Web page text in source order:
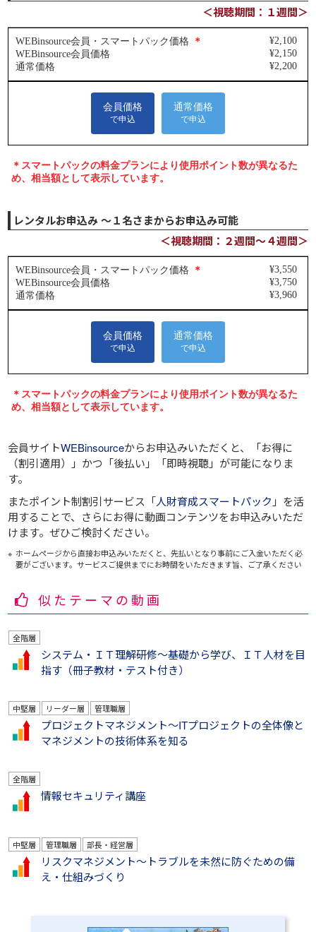
＜視聴期間：１週間＞
レンタルお申込み ～１名さまからお申込み可能
＜視聴期間：２週間～４週間＞
会員サイトWEBinsourceからお申込みいただくと、
「お得に
（割引適用）」 かつ 「後払い」 「即時視聴」 が可能になりま
す。
またポイント制割引サービス「人財育成スマートパック 」を活
用することで、さらにお得に動画コンテンツをお申込みいただ
けます。ぜひご検討ください。
ホームページから直接お申込みいただくと、先払いとなり事前にご入金いただく必
要がございます。サービスご提供までにお時間をいただきます旨、ご了承ください
似たテーマの動画
全階層
システム・ＩＴ理解研修～基礎から学び、ＩＴ人材を目
指す（冊子教材・テスト付き）
中堅層 リーダー層 管理職層
プロジェクトマネジメント～ITプロジェクトの全体像と
マネジメントの技術体系を知る
全階層
情報セキュリティ講座
中堅層 管理職層 部長・経営層
リスクマネジメント～トラブルを未然に防ぐための備
え・仕組みづくり